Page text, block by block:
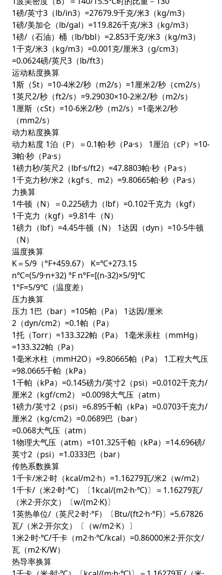
1磅/英寸3（lb/in3）=27679.9千克/米3（kg/m3）
1磅/美加仑（lb/gal）=119.826千克/米3（kg/m3）
1磅/（石油）桶（lb/bbl）=2.853千克/米3（kg/m3）
1千克/米3（kg/m3）=0.001克/厘米3（g/cm3）
=0.0624磅/英尺3（lb/ft3）
运动粘度换算
1斯（St）=10-4米2/秒（m2/s）=1厘米2/秒（cm2/s）
1英尺2/秒（ft2/s）=9.29030×10-2米2/秒（m2/s）
1厘斯（cSt）=10-6米2/秒（m2/s）=1毫米2/秒
（mm2/s）
动力粘度换算
动力粘度 1泊（P）＝0.1帕·秒（Pa·s） 1厘泊（cP）=10-
3帕·秒（Pa·s）
1磅力秒/英尺2（lbf·s/ft2）=47.8803帕·秒（Pa·s）
1千克力秒/米2（kgf·s、m2）=9.80665帕·秒（Pa·s）
力换算
1牛顿（N）＝0.225磅力（lbf）=0.102千克力（kgf）
1千克力（kgf）=9.81牛（N）
1磅力（lbf）=4.45牛顿（N） 1达因（dyn）=10-5牛顿
（N）
温度换算
K＝5/9（°F+459.67） K=℃+273.15
n℃=(5/9·n+32) °F n°F=[(n-32)×5/9]℃
1°F=5/9℃（温度差）
压力换算
压力 1巴（bar）=105帕（Pa） 1达因/厘米
2（dyn/cm2）=0.1帕（Pa）
1托（Torr）=133.322帕（Pa） 1毫米汞柱（mmHg）
=133.322帕（Pa）
1毫米水柱（mmH2O）=9.80665帕（Pa） 1工程大气压
=98.0665千帕（kPa）
1千帕（kPa）=0.145磅力/英寸2（psi）=0.0102千克力/
厘米2（kgf/cm2） =0.0098大气压（atm）
1磅力/英寸2（psi）=6.895千帕（kPa）=0.0703千克力/
厘米2（kg/cm2）=0.0689巴（bar）
=0.068大气压（atm）
1物理大气压（atm）=101.325千帕（kPa）=14.696磅/
英寸2（psi）=1.0333巴（bar）
传热系数换算
1千卡/米2·时（kcal/m2·h）=1.16279瓦/米2（w/m2）
1千卡/（米2·时·℃）〔1kcal/(m2·h·℃)〕＝1.16279瓦/
（米2·开尔文）〔w/(m2·K)〕
1英热单位/（英尺2·时·°F）〔Btu/(ft2·h·°F)〕=5.67826
瓦/（米2·开尔文）〔（w/m2·K）〕
1米2·时·℃/千卡（m2·h·℃/kcal）=0.86000米2·开尔文/
瓦（m2·K/W）
热导率换算